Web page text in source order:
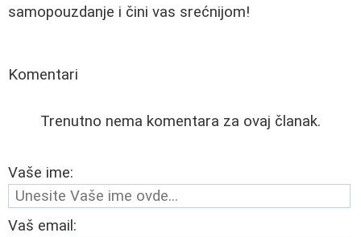
samopouzdanje i čini vas srećnijom!
Komentari
Trenutno nema komentara za ovaj članak.
Vaše ime:
Vaš email: